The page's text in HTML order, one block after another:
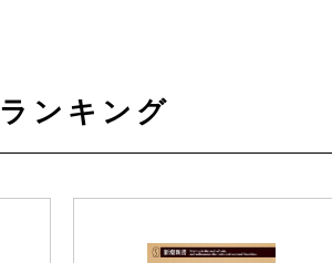
ランキング